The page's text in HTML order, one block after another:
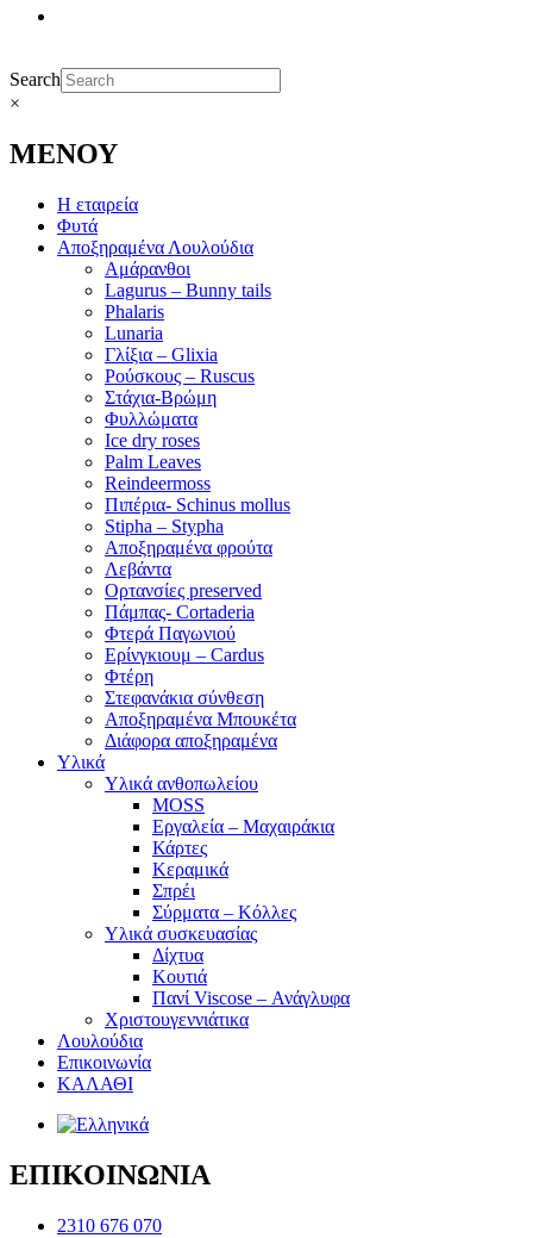
Search
×
ΜΕΝΟΥ
Η εταιρεία
Φυτά
Αποξηραμένα Λουλούδια
Αμάρανθοι
Lagurus – Bunny tails
Phalaris
Lunaria
Γλίξια – Glixia
Ρούσκους – Ruscus
Στάχια-Βρώμη
Φυλλώματα
Ice dry roses
Palm Leaves
Reindeermoss
Πιπέρια- Schinus mollus
Stipha – Stypha
Αποξηραμένα φρούτα
Λεβάντα
Ορτανσίες preserved
Πάμπας- Cortaderia
Φτερά Παγωνιού
Ερίνγκιουμ – Cardus
Φτέρη
Στεφανάκια σύνθεση
Αποξηραμένα Μπουκέτα
Διάφορα αποξηραμένα
Υλικά
Υλικά ανθοπωλείου
MOSS
Εργαλεία – Μαχαιράκια
Κάρτες
Κεραμικά
Σπρέι
Σύρματα – Κόλλες
Υλικά συσκευασίας
Δίχτυα
Κουτιά
Πανί Viscose – Ανάγλυφα
Χριστουγεννιάτικα
Λουλούδια
Επικοινωνία
ΚΑΛΑΘΙ
ΕΠΙΚΟΙΝΩΝΙΑ
2310 676 070